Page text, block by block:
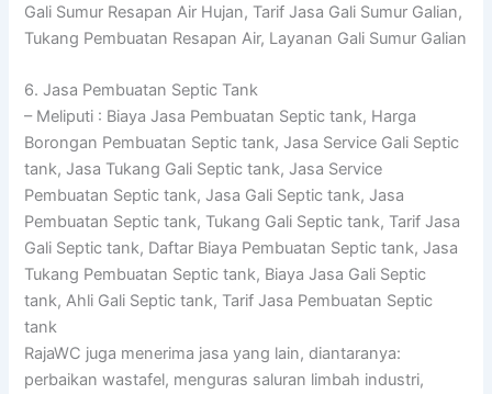
Gali Sumur Resapan Air Hujan, Tarif Jasa Gali Sumur Galian,
Tukang Pembuatan Resapan Air, Layanan Gali Sumur Galian
6. Jasa Pembuatan Septic Tank
– Meliputi : Biaya Jasa Pembuatan Septic tank, Harga
Borongan Pembuatan Septic tank, Jasa Service Gali Septic
tank, Jasa Tukang Gali Septic tank, Jasa Service
Pembuatan Septic tank, Jasa Gali Septic tank, Jasa
Pembuatan Septic tank, Tukang Gali Septic tank, Tarif Jasa
Gali Septic tank, Daftar Biaya Pembuatan Septic tank, Jasa
Tukang Pembuatan Septic tank, Biaya Jasa Gali Septic
tank, Ahli Gali Septic tank, Tarif Jasa Pembuatan Septic
tank
RajaWC juga menerima jasa yang lain, diantaranya:
perbaikan wastafel, menguras saluran limbah industri,